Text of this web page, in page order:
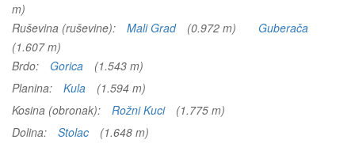
m)
Ruševina (ruševine):
Mali Grad (0.972 m)
Guberača
(1.607 m)
Brdo:
Gorica
(1.543 m)
Planina:
Kula
(1.594 m)
Kosina (obronak):
Rožni Kuci
(1.775 m)
Dolina:
Stolac (1.648 m)